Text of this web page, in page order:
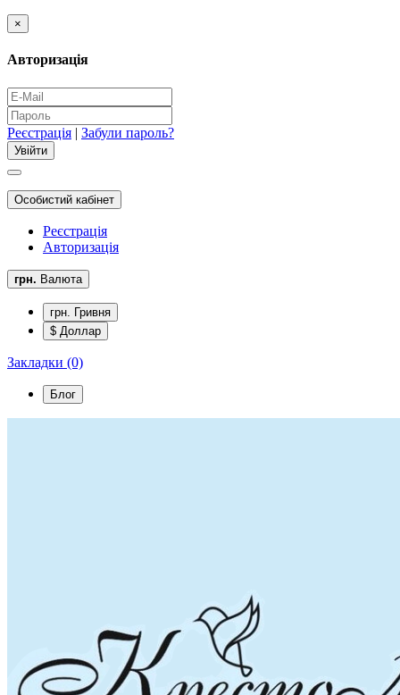
×
Авторизація
Реєстрація | Забули пароль?
Особистий кабінет
Реєстрація
Авторизація
грн. Валюта
грн. Гривня
$ Доллар
Закладки (0)
Блог